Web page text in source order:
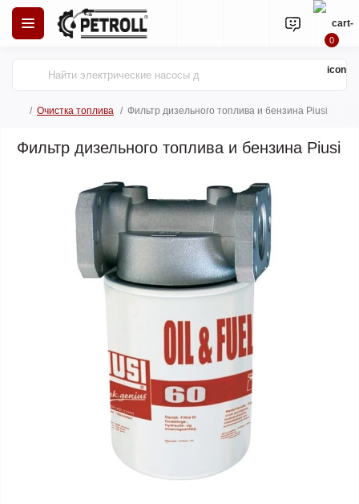
0
Очистка топлива Фильтр дизельного топлива и бензина Piusi
Фильтр дизельного топлива и бензина Piusi